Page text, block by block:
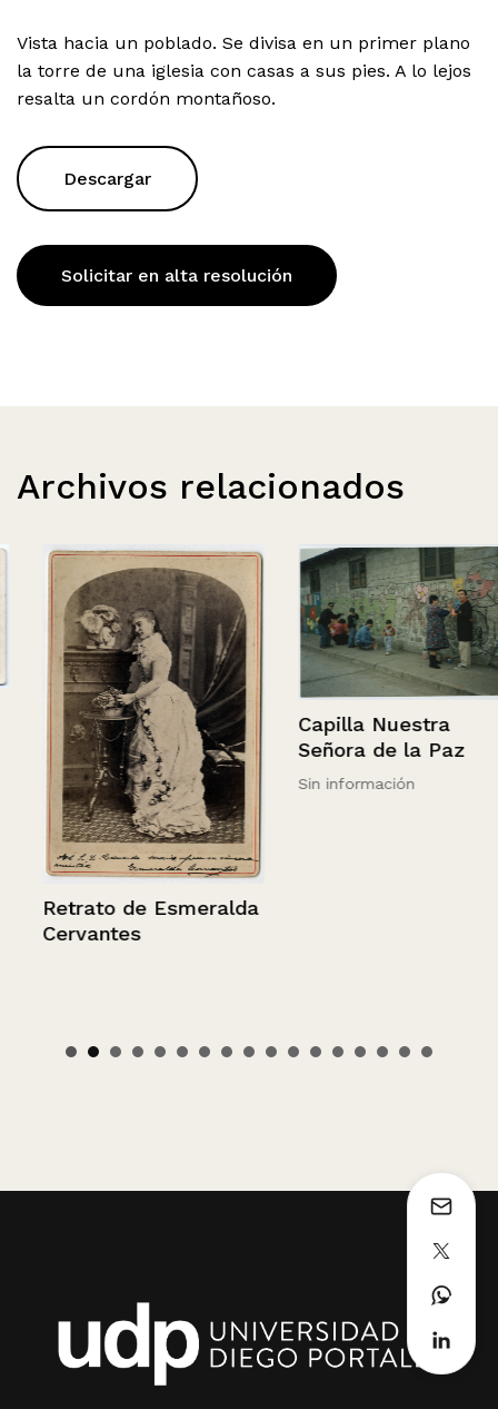
Vista hacia un poblado. Se divisa en un primer plano
la torre de una iglesia con casas a sus pies. A lo lejos
resalta un cordón montañoso.
Descargar
Solicitar en alta resolución
Archivos relacionados
Retrato de Esmeralda
Cervantes
Capilla Nuestra
Señora de la Paz
Sin información